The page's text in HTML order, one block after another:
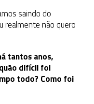
saindo do
realmente não quero
tantos anos,
difícil foi
todo? Como foi